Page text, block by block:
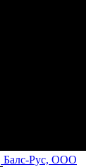
Балс-Рус, ООО